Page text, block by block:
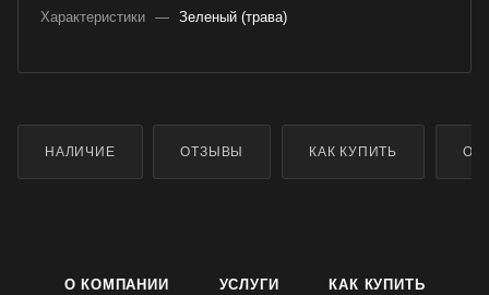
Характеристики — Зеленый (трава)
НАЛИЧИЕ ОТЗЫВЫ КАК КУПИТЬ
О КОМПАНИИ УСЛУГИ КАК КУПИТЬ